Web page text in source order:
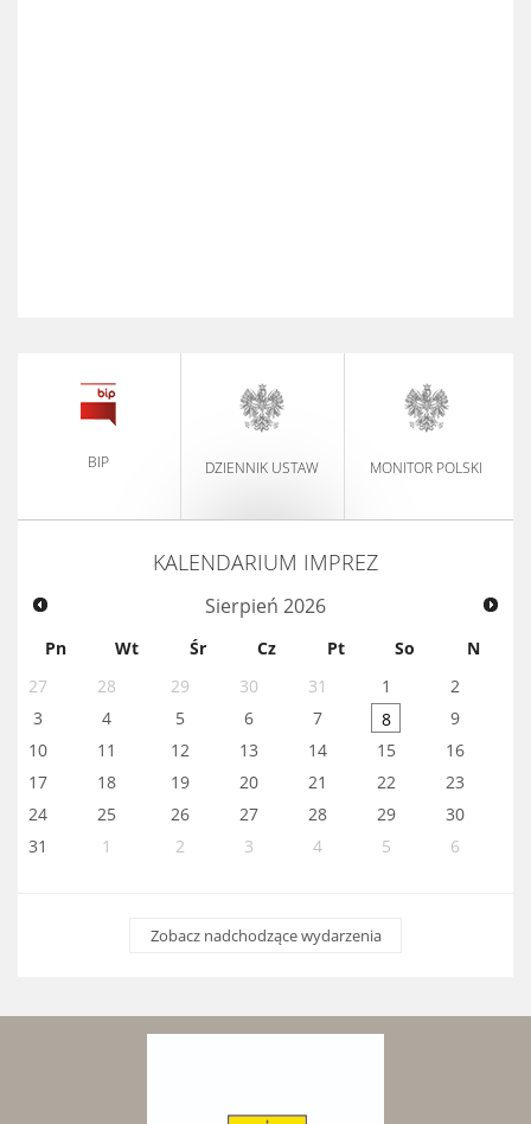
BIP DZIENNIK USTAW MONITOR POLSKI
KALENDARIUM IMPREZ
Sierpień 2026
Pn Wt Śr Cz Pt So
N
27
28 29 30 31 1
2
3
4 5 6 7 8
9
10
11 12 13 14 15
16
17
18 19 20 21 22
23
24
25 26 27 28 29
30
31
1 2 3 4 5 6
Zobacz nadchodzące wydarzenia